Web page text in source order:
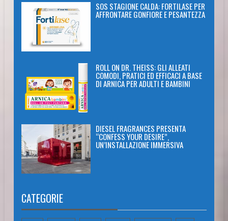
SOS STAGIONE CALDA: FORTILASE PER
AFFRONTARE GONFIORE E PESANTEZZA
ROLL ON DR. THEISS: GLI ALLEATI
COMODI, PRATICI ED EFFICACI A BASE
DI ARNICA PER ADULTI E BAMBINI
DIESEL FRAGRANCES PRESENTA
“CONFESS YOUR DESIRE”,
UN’INSTALLAZIONE IMMERSIVA
CATEGORIE